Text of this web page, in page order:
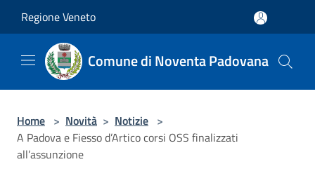
Regione Veneto
Comune di Noventa Padovana
Home > Novità > Notizie >
A Padova e Fiesso d’Artico corsi OSS finalizzati
all’assunzione